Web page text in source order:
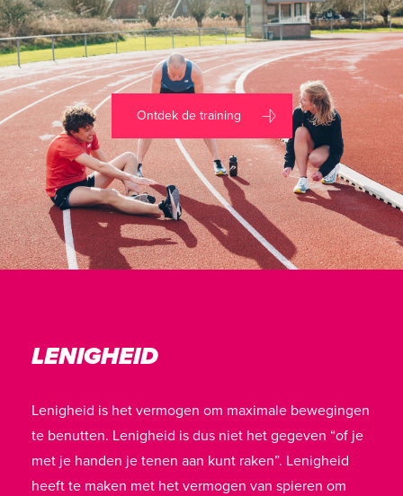
Ontdek de training
LENIGHEID
Lenigheid is het vermogen om maximale bewegingen
te benutten. Lenigheid is dus niet het gegeven “of je
met je handen je tenen aan kunt raken”. Lenigheid
heeft te maken met het vermogen van spieren om